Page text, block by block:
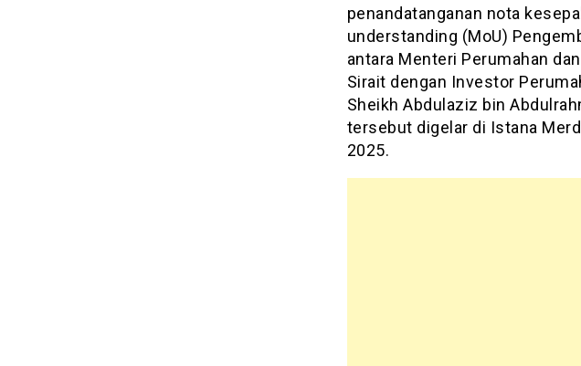
penandatanganan nota
understanding (MoU)
antara Menteri Perumahan
Sirait dengan Investor
Sheikh Abdulaziz bin
tersebut digelar di Istana
2025.